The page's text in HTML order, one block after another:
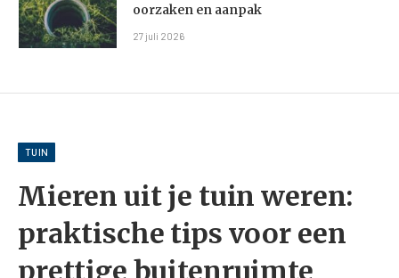
oorzaken en aanpak
27 juli 2026
TUIN
Mieren uit je tuin weren:
praktische tips voor een
prettige buitenruimte